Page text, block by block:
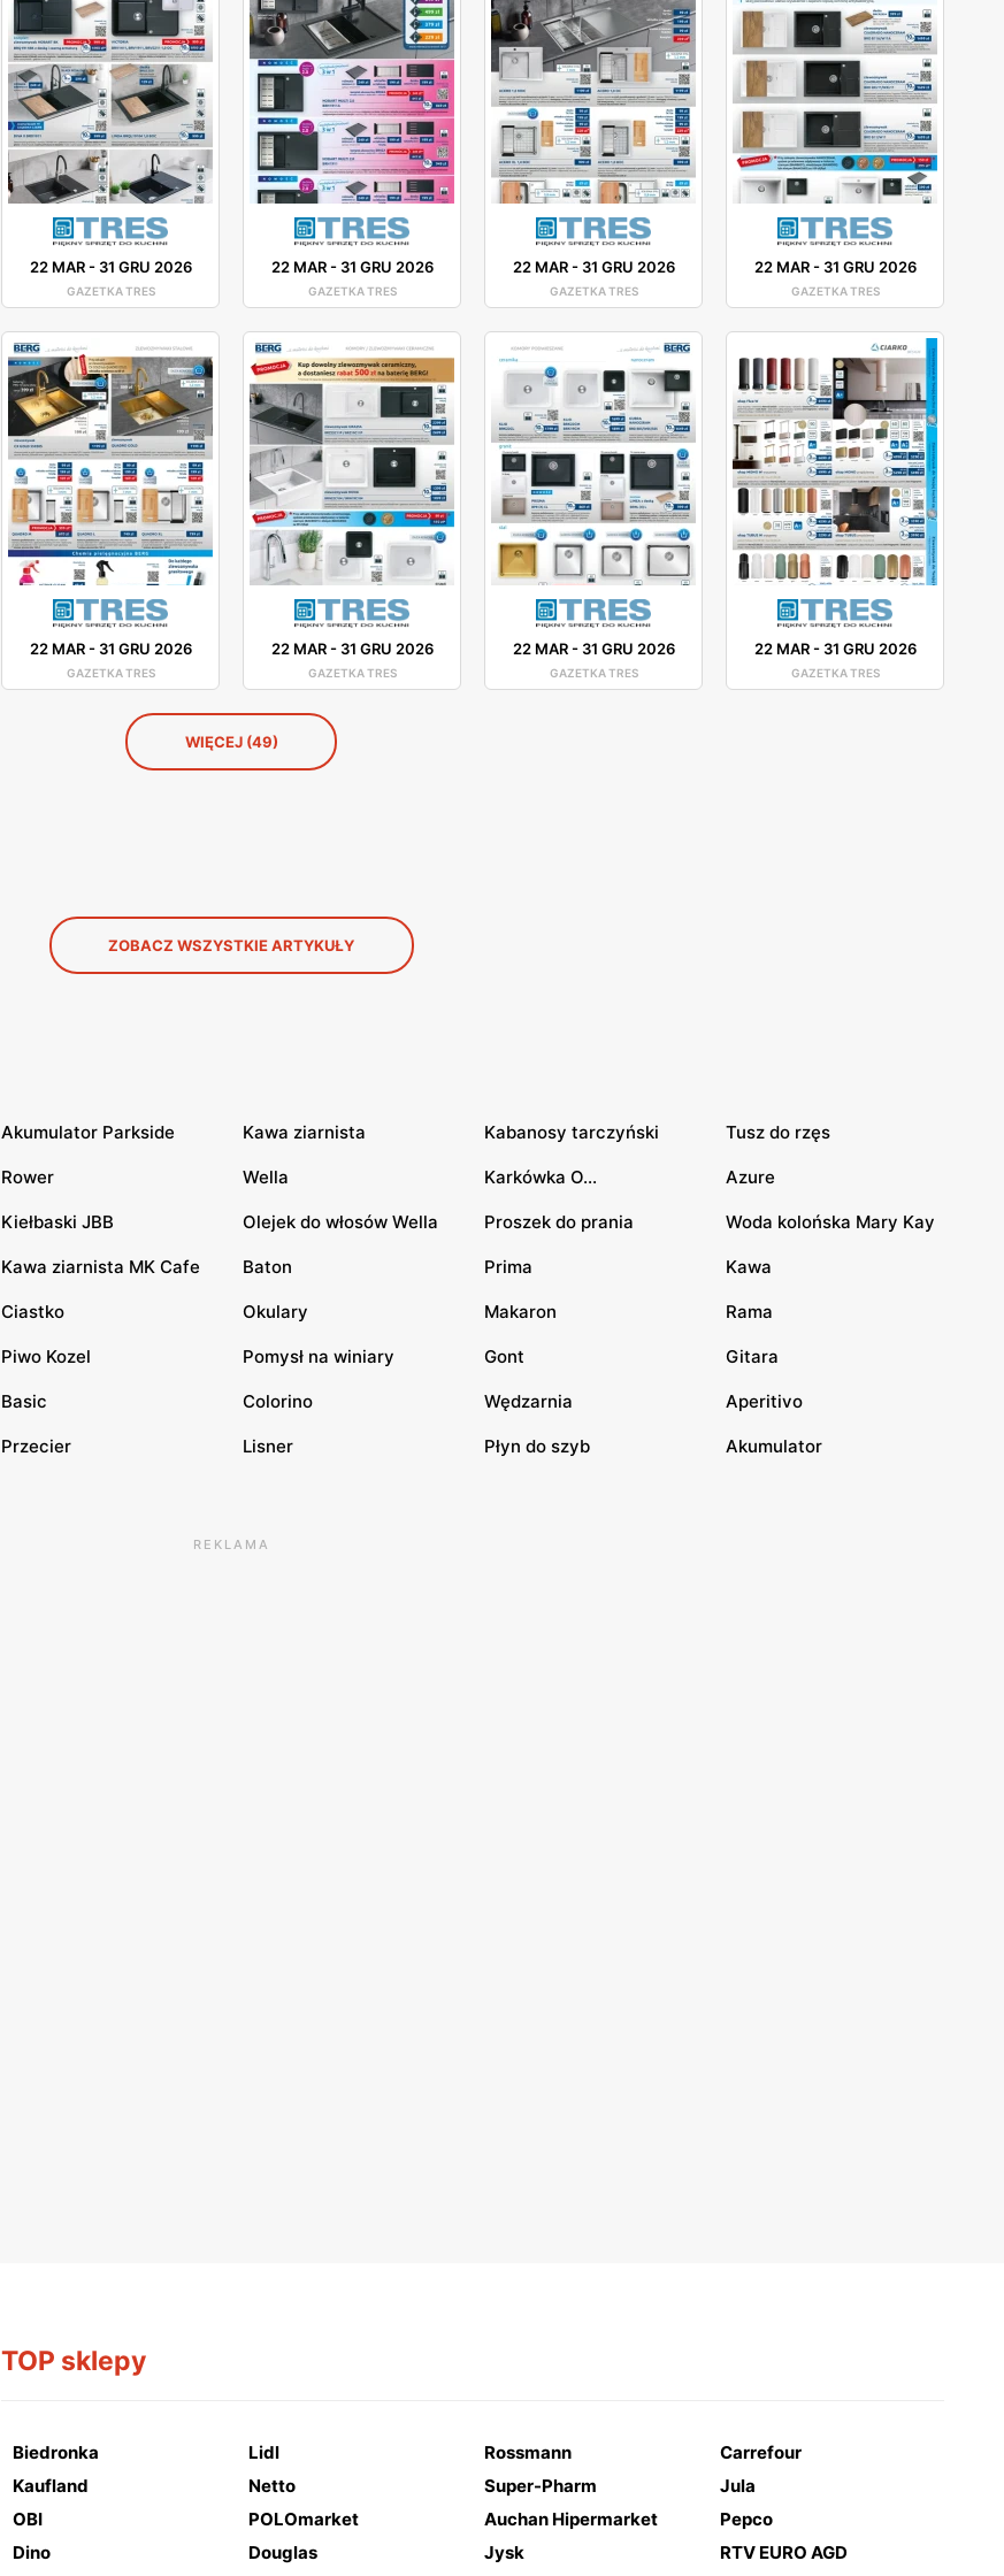
22 MAR- 31 GRU 2026
GAZETKA TRES
22 MAR- 31 GRU 2026
GAZETKA TRES
22 MAR- 31 GRU 2026
GAZETKA TRES
22 MAR- 31 GRU 2026
GAZETKA TRES
22 MAR- 31 GRU 2026
GAZETKA TRES
22 MAR- 31 GRU 2026
GAZETKA TRES
22 MAR- 31 GRU 2026
GAZETKA TRES
22 MAR- 31 GRU 2026
GAZETKA TRES
WIĘCEJ (49)
ZOBACZ WSZYSTKIE ARTYKUŁY
Akumulator Parkside Kawa ziarnista Kabanosy tarczyński Tusz do rzęs
Rower Wella Karkówka O... Azure
Kiełbaski JBB Olejek do włosów Wella Proszek do prania Woda kolońska Mary Kay
Kawa ziarnista MK Cafe Baton Prima Kawa
Ciastko Okulary Makaron Rama
Piwo Kozel Pomysł na winiary Gont Gitara
Basic Colorino Wędzarnia Aperitivo
Przecier Lisner Płyn do szyb Akumulator
REKLAMA
TOP sklepy
Biedronka Lidl Rossmann
Carrefour
Kaufland
Netto Super-Pharm
Jula
OBI
POLOmarket Auchan Hipermarket
Pepco
Dino
Douglas Jysk
RTV EURO AGD